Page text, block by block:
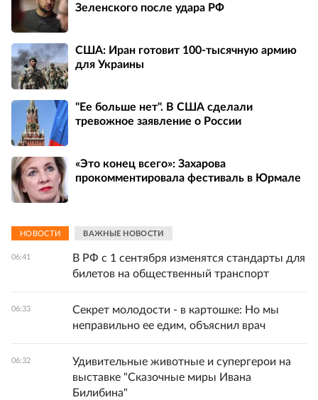
Зеленского после удара РФ
США: Иран готовит 100-тысячную армию
для Украины
"Ее больше нет". В США сделали
тревожное заявление о России
«Это конец всего»: Захарова
прокомментировала фестиваль в Юрмале
НОВОСТИ ВАЖНЫЕ НОВОСТИ
06:41
В РФ с 1 сентября изменятся стандарты для
билетов на общественный транспорт
06:33
Секрет молодости - в картошке: Но мы
неправильно ее едим, объяснил врач
06:32
Удивительные животные и супергерои на
выставке "Сказочные миры Ивана
Билибина"